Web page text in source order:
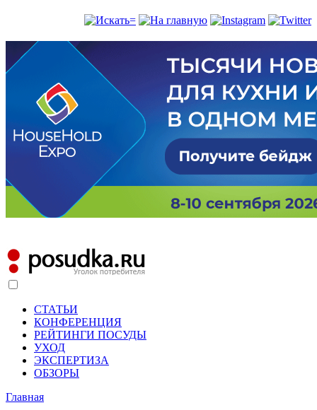
СТАТЬИ
КОНФЕРЕНЦИЯ
РЕЙТИНГИ ПОСУДЫ
УХОД
ЭКСПЕРТИЗА
ОБЗОРЫ
Главная